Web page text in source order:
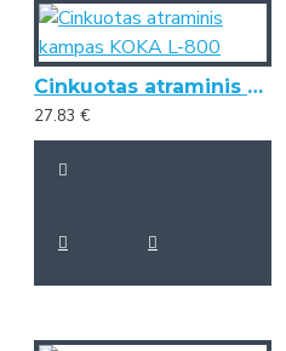
Cinkuotas atraminis kampas KOKA L-800
27.83 €